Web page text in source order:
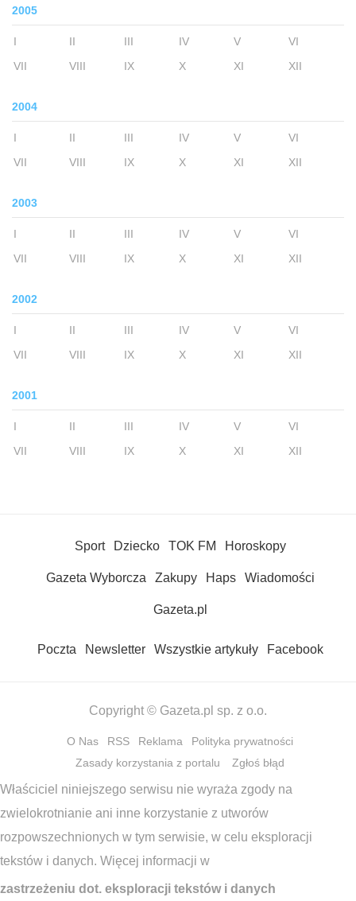
2005
I II III IV V
VI
VII
VIII IX X XI XII
2004
I II III IV V
VI
VII
VIII IX X XI XII
2003
I II III IV V
VI
VII
VIII IX X XI XII
2002
I II III IV V
VI
VII
VIII IX X XI XII
2001
I II III IV V
VI
VII
VIII IX X XI XII
Sport Dziecko TOK FM Horoskopy
Gazeta Wyborcza Zakupy Haps Wiadomości
Gazeta.pl
Poczta Newsletter Wszystkie artykuły Facebook
Copyright © Gazeta.pl sp. z o.o.
O Nas RSS Reklama
Polityka prywatności
Zasady korzystania z portalu
Zgłoś błąd
Właściciel niniejszego serwisu nie wyraża zgody na
zwielokrotnianie ani inne korzystanie z utworów
rozpowszechnionych w tym serwisie, w celu eksploracji
tekstów i danych. Więcej informacji w
zastrzeżeniu dot. eksploracji tekstów i danych